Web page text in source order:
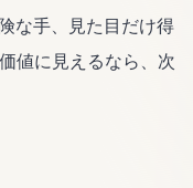
な手、見た目だけ得
値に見えるなら、次